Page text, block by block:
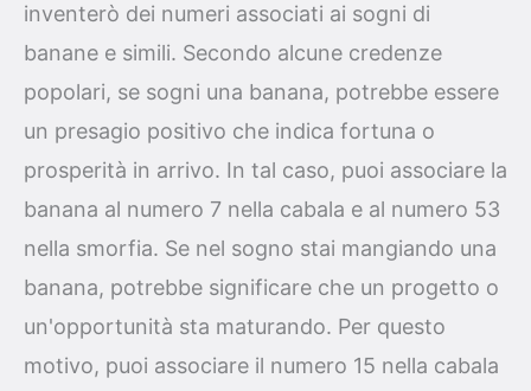
inventerò dei numeri associati ai sogni di
banane e simili. Secondo alcune credenze
popolari, se sogni una banana, potrebbe essere
un presagio positivo che indica fortuna o
prosperità in arrivo. In tal caso, puoi associare la
banana al numero 7 nella cabala e al numero 53
nella smorfia. Se nel sogno stai mangiando una
banana, potrebbe significare che un progetto o
un'opportunità sta maturando. Per questo
motivo, puoi associare il numero 15 nella cabala